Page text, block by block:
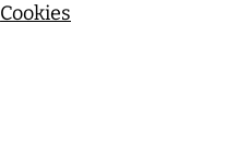
Cookies